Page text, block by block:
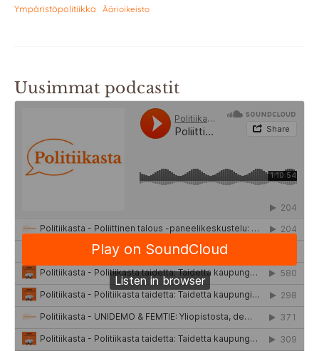
Ympäristöpolitiikka Äärioikeisto
Uusimmat podcastit